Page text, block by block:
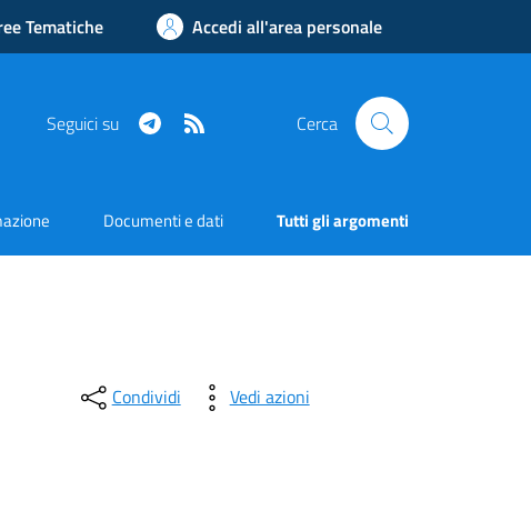
Tematiche Accedi all'area personale
Seguici su Telegram Cerca
Documenti e dati Tutti gli argomenti
Condividi Vedi azioni